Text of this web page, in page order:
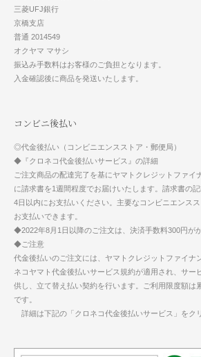
三菱UFJ銀行
京橋支店
普通 2014549
オクヤマ マサシ
振込み手数料はお客様のご負担となります。
入金確認後に商品を発送いたします。
コンビニ後払い
◎代金後払い（コンビニエンスストア・郵便局）
◆『クロネコ代金後払いサービス』の詳細
ご注文商品の配達完了を基にヤマトクレジットファイ
に請求書を1週間程度でお届けいたします。請求書の
4日以内にお支払いください。主要なコンビニエンス
お支払いできます。
◆2022年8月1日以降のご注文は、決済手数料300円が
◆ご注意
代金後払いのご注文には、ヤマトクレジットファイナ
ネコヤマト代金後払いサービス規約が適用され、サー
供し、立て替え払い契約を行います。ご利用限度額は
です。
詳細は下記の「クロネコ代金後払いサービス」をク